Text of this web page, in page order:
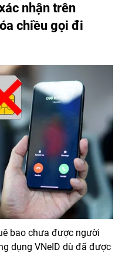
nhận trên
chiều gọi đi
bao chưa được người
dụng VNeID dù đã được